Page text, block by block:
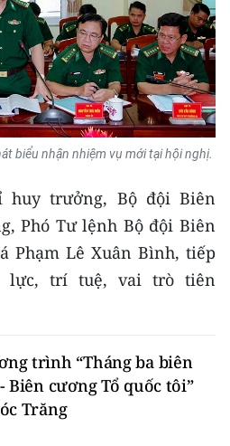
biểu nhận nhiệm vụ mới tại hội nghị.
huy trưởng, Bộ đội Biên
Phó Tư lệnh Bộ đội Biên
Phạm Lê Xuân Bình, tiếp
lực, trí tuệ, vai trò tiên
trình “Tháng ba biên
Biên cương Tổ quốc tôi”
Trăng